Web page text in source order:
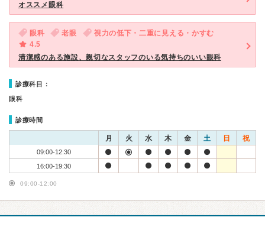
オススメ眼科
眼科 老眼
視力の低下・二重に見える・かすむ
4.5
清潔感のある施設、親切なスタッフのいる気持ちのいい眼科
診療科目：
眼科
診療時間
月 火 水 木 金 土 日 祝
09:00-12:30
16:00-19:30
09:00-12:00